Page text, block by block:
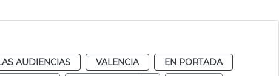
AUDIENCIAS VALENCIA
EN PORTADA